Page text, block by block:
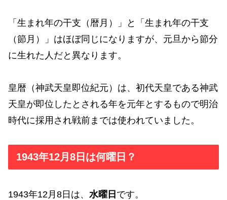
「生まれ年の干支（暦月）」と「生まれ年の干支
（節月）」はほぼ同じになりますが、元旦から節分
に生れた人だと異なります。
皇暦（神武天皇即位紀元）は、初代天皇である神武
天皇が即位したとされる年を元年とするもので明治
時代に採用され戦前までは使われていました。
1943年12月8日は何曜日？
1943年12月8日は、 水曜日 です。